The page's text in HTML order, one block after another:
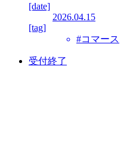
[date]
2026.04.15
[tag]
#コマース
受付終了